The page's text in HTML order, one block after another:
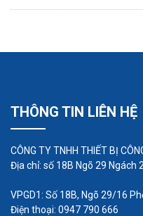
bơm của mình hoạt
những cách khác
B để xác định cách
bơm của bạn. Hãy
khả năng tự mồi.
THÔNG TIN LIÊN HỆ
CÔNG TY TNHH THIẾT BỊ
Địa chỉ: số 18B Ngõ 29 Ngách
VPGD1: Số 18B, Ngõ 29/16
Điện thoại: 0947 790 666